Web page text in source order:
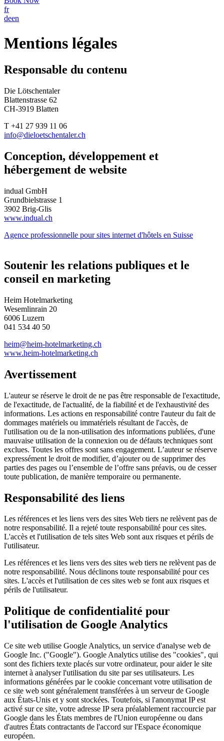
fr
deen
Mentions légales
Responsable du contenu
Die Lötschentaler
Blattenstrasse 62
CH-3919 Blatten
T +41 27 939 11 06
info@dieloetschentaler.ch
Conception, développement et
hébergement de website
indual GmbH
Grundbielstrasse 1
3902 Brig-Glis
www.indual.ch
Agence professionnelle pour sites internet d'hôtels en Suisse
Soutenir les relations publiques et le
conseil en marketing
Heim Hotelmarketing
Wesemlinrain 20
6006 Luzern
041 534 40 50
heim@heim-hotelmarketing.ch
www.heim-hotelmarketing.ch
Avertissement
L'auteur se réserve le droit de ne pas être responsable de l'exactitude,
de l'exactitude, de l'actualité, de la fiabilité et de l'exhaustivité des
informations. Les actions en responsabilité contre l'auteur du fait de
dommages matériels ou immatériels résultant de l'accès, de
l'utilisation ou de la non-utilisation des informations publiées, d'une
mauvaise utilisation de la connexion ou de défauts techniques sont
exclues. Toutes les offres sont sans engagement. L’auteur se réserve
expressément le droit de modifier, d’ajouter ou de supprimer des
parties des pages ou l’ensemble de l’offre sans préavis, ou de cesser
toute publication, de manière temporaire ou permanente.
Responsabilité des liens
Les références et les liens vers des sites Web tiers ne relèvent pas de
notre responsabilité. Il a rejeté toute responsabilité pour ces sites.
L'accès et l'utilisation de tels sites Web sont aux risques et périls de
l'utilisateur.
Les références et les liens vers des sites web tiers ne relèvent pas de
notre responsabilité. Nous déclinons toute responsabilité pour ces
sites. L'accès et l'utilisation de ces sites web se font aux risques et
périls de l'utilisateur.
Politique de confidentialité pour
l'utilisation de Google Analytics
Ce site web utilise Google Analytics, un service d'analyse web de
Google Inc. ("Google"). Google Analytics utilise des "cookies", qui
sont des fichiers texte placés sur votre ordinateur, pour aider le site
internet à analyser l'utilisation du site par ses utilisateurs. Les
informations générées par le cookie concernant votre utilisation de
ce site web sont généralement transférées à un serveur de Google
aux États-Unis et y sont stockées. Toutefois, si l'anonymat IP est
activé sur ce site, votre adresse IP sera préalablement raccourcie par
Google dans les États membres de l'Union européenne ou dans
d'autres États contractants de l'accord sur l'Espace économique
européen.